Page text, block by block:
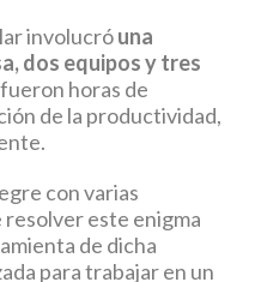
involucróuna
dos equipos y tres
horas de
de la productividad,
con varias
este enigma
de dicha
para trabajar en un